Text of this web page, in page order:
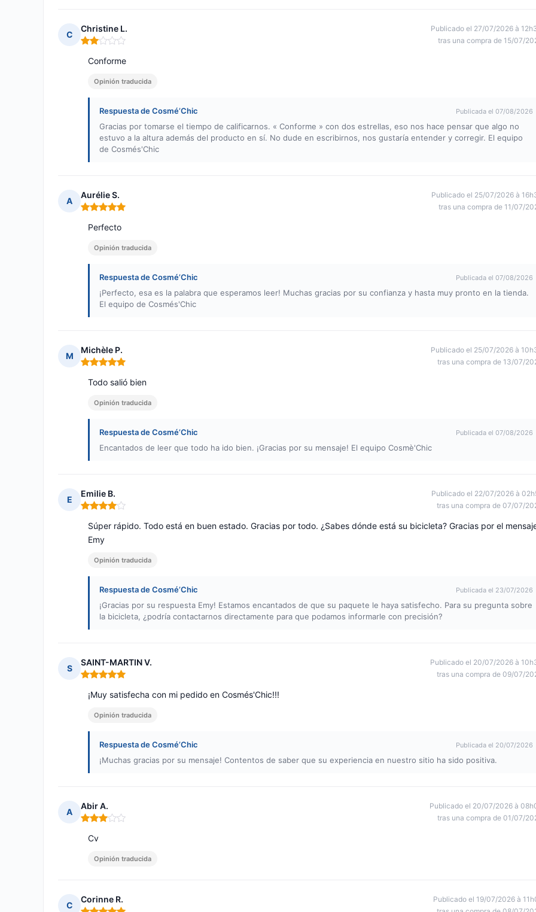
C
Christine L.
Nota: 2 de 5
Publicado el 27/07/2026 à
tras una compra de 15/07/
Conforme
Opinión traducida
Respuesta de Cosmé’Chic Publicada el 07/08/2026
Gracias por tomarse el tiempo de calificarnos. « Conforme » con dos estrellas, eso nos hace pensar que algo no
estuvo a la altura además del producto en sí. No dude en escribirnos, nos gustaría entender y corregir. El equipo
de Cosmés'Chic
A
Aurélie S.
Nota: 5 de 5
Publicado el 25/07/2026 à
tras una compra de 11/07/
Perfecto
Opinión traducida
Respuesta de Cosmé’Chic Publicada el 07/08/2026
¡Perfecto, esa es la palabra que esperamos leer! Muchas gracias por su confianza y hasta muy pronto en la tienda.
El equipo de Cosmés'Chic
M
Michèle P.
Nota: 5 de 5
Publicado el 25/07/2026 à
tras una compra de 13/07/
Todo salió bien
Opinión traducida
Respuesta de Cosmé’Chic Publicada el 07/08/2026
Encantados de leer que todo ha ido bien. ¡Gracias por su mensaje! El equipo Cosmè'Chic
E
Emilie B.
Nota: 4 de 5
Publicado el 22/07/2026 à
tras una compra de 07/07/
Súper rápido. Todo está en buen estado. Gracias por todo. ¿Sabes dónde está su bicicleta? Gracias por el
Emy
Opinión traducida
Respuesta de Cosmé’Chic Publicada el 23/07/2026
¡Gracias por su respuesta Emy! Estamos encantados de que su paquete le haya satisfecho. Para su pregunta sobre
la bicicleta, ¿podría contactarnos directamente para que podamos informarle con precisión?
S
SAINT-MARTIN V.
Nota: 5 de 5
Publicado el 20/07/2026 à
tras una compra de 09/07/
¡Muy satisfecha con mi pedido en Cosmés'Chic!!!
Opinión traducida
Respuesta de Cosmé’Chic Publicada el 20/07/2026
¡Muchas gracias por su mensaje! Contentos de saber que su experiencia en nuestro sitio ha sido positiva.
A
Abir A.
Nota: 3 de 5
Publicado el 20/07/2026 à
tras una compra de 01/07/
Cv
Opinión traducida
C
Corinne R.
Publicado el 19/07/2026 à